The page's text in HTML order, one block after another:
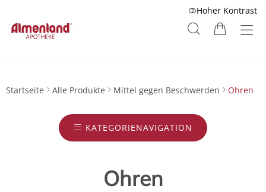
Hoher Kontrast
Startseite Alle Produkte Mittel gegen Beschwerden Ohren
KATEGORIENAVIGATION
Ohren